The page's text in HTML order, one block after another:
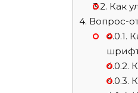
3.2. Как
4. Вопрос-
4.0.1.
4.0.2.
4.0.3.